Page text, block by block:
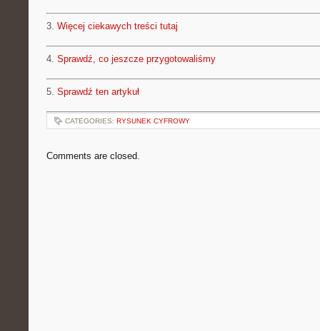
3. Więcej ciekawych treści tutaj
4. Sprawdź, co jeszcze przygotowaliśmy
5. Sprawdź ten artykuł
CATEGORIES: RYSUNEK CYFROWY
Comments are closed.